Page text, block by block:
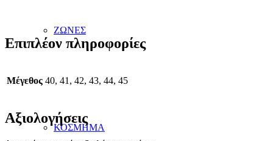
ΖΩΝΕΣ
ΚΟΣΜΗΜΑ
Επιπλέον πληροφορίες
Μέγεθος 40, 41, 42, 43, 44, 45
Αξιολογήσεις